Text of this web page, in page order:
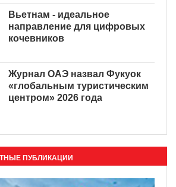
Вьетнам - идеальное
направление для цифровых
кочевников
Журнал ОАЭ назвал Фукуок
«глобальным туристическим
центром» 2026 года
ПУБЛИКАЦИИ